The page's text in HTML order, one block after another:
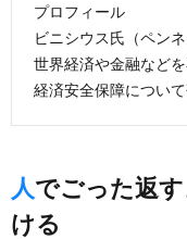
プロフィール
ビニシウス氏（ペンネ
世界経済や金融など
経済安全保障について
人でごった返すような場所はなるべく避
ける